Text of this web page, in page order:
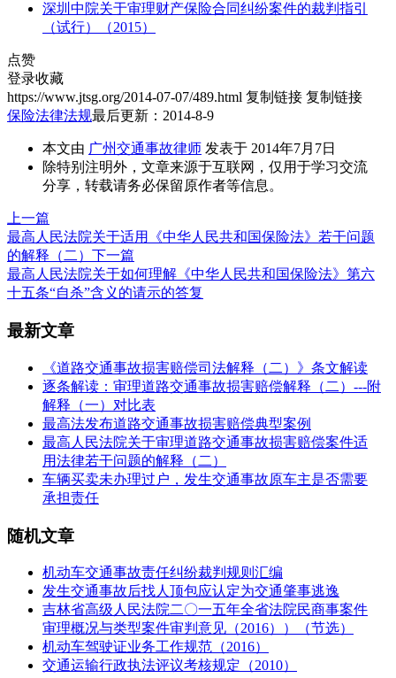
深圳中院关于审理财产保险合同纠纷案件的裁判指引
（试行）（2015）
点赞
登录收藏
https://www.jtsg.org/2014-07-07/489.html 复制链接 复制链接
保险法律法规最后更新：2014-8-9
本文由 广州交通事故律师 发表于 2014年7月7日
除特别注明外，文章来源于互联网，仅用于学习交流
分享，转载请务必保留原作者等信息。
上一篇
最高人民法院关于适用《中华人民共和国保险法》若干问题
的解释（二） 下一篇
最高人民法院关于如何理解《中华人民共和国保险法》第六
十五条“自杀”含义的请示的答复
最新文章
《道路交通事故损害赔偿司法解释（二）》条文解读
逐条解读：审理道路交通事故损害赔偿解释（二）---附
解释（一）对比表
最高法发布道路交通事故损害赔偿典型案例
最高人民法院关于审理道路交通事故损害赔偿案件适
用法律若干问题的解释（二）
车辆买卖未办理过户，发生交通事故原车主是否需要
承担责任
随机文章
机动车交通事故责任纠纷裁判规则汇编
发生交通事故后找人顶包应认定为交通肇事逃逸
吉林省高级人民法院二〇一五年全省法院民商事案件
审理概况与类型案件审判意见（2016））（节选）
机动车驾驶证业务工作规范（2016）
交通运输行政执法评议考核规定（2010）